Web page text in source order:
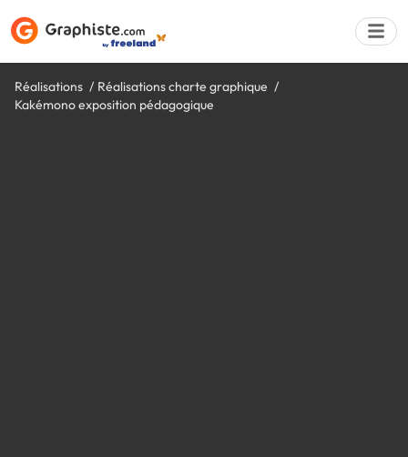
Réalisations
Réalisations charte graphique
Kakémono exposition pédagogique